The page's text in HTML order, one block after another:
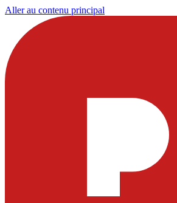
Aller au contenu principal